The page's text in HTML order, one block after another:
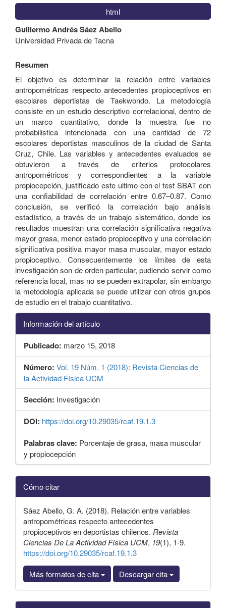
html
Contenido
principal
del
Guillermo Andrés Sáez Abello
Universidad Privada de Tacna
Resumen
El objetivo es determinar la relación entre variables
antropométricas respecto antecedentes propioceptivos en
escolares deportistas de Taekwondo. La metodología
consiste en un estudio descriptivo correlacional, dentro de
un marco cuantitativo, donde la muestra fue no
probabilistica intencionada con una cantidad de 72
escolares deportistas masculinos de la ciudad de Santa
Cruz, Chile. Las variables y antecedentes evaluados se
obtuvieron a través de criterios protocolares
antropométricos y correspondientes a la variable
propiocepción, justificado este ultimo con el test SBAT con
una confiabilidad de correlación entre 0.67–0.87. Como
conclusión, se verificó la correlación bajo análisis
estadístico, a través de un trabajo sistemático, donde los
resultados muestran una correlación significativa negativa
mayor grasa, menor estado propioceptivo y una correlación
significativa positiva mayor masa muscular, mayor estado
propioceptivo. Consecuentemente los límites de esta
investigación son de orden particular, pudiendo servir como
referencia local, mas no se pueden extrapolar, sin embargo
la metodología aplicada se puede utilizar con otros grupos
de estudio en el trabajo cuantitativo.
Información del artículo
Publicado: marzo 15, 2018
Número: Vol. 19 Núm. 1 (2018): Revista Ciencias de
la Actividad Física UCM
Sección: Investigación
DOI: https://doi.org/10.29035/rcaf.19.1.3
Palabras clave: Porcentaje de grasa, masa muscular
y propiocepción
Detalles
del
artículo
Cómo citar
Sáez Abello, G. A. (2018). Relación entre variables
antropométricas respecto antecedentes
propioceptivos en deportistas chilenos. Revista
Ciencias De La Actividad Física UCM, 19(1), 1-9.
https://doi.org/10.29035/rcaf.19.1.3
Más formatos de cita
Descargar cita